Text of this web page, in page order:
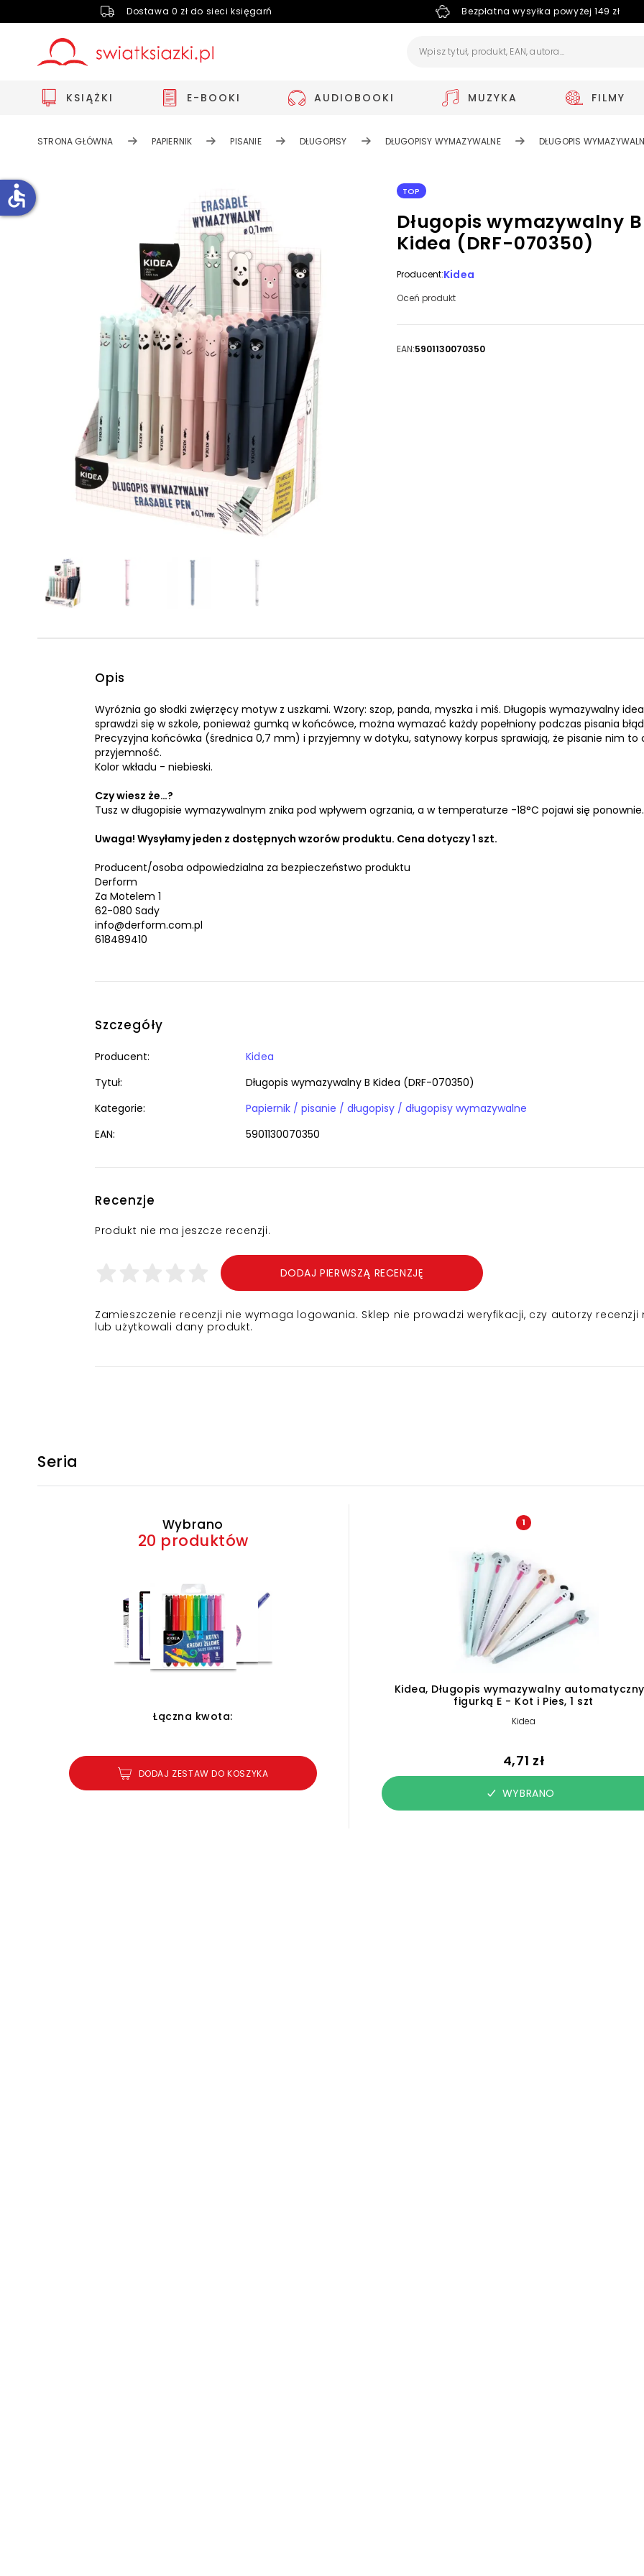
Dostawa 0 zł do sieci księgarń Bezpłatna wysyłka powyżej 149 zł
KSIĄŻKI E-BOOKI AUDIOBOOKI MUZYKA FILMY
STRONA GŁÓWNA PAPIERNIK PISANIE DŁUGOPISY DŁUGOPISY WYMAZYWALNE DŁUGOPIS
TOP
Długopis wymazywalny B
Kidea (DRF-070350)
Producent:Kidea
Oceń produkt
EAN:5901130070350
Opis
Wyróżnia go słodki zwięrzęcy motyw z uszkami. Wzory: szop, panda, myszka i miś. Długopis wymazywalny
sprawdzi się w szkole, ponieważ gumką w końcówce, można wymazać każdy popełniony podczas pisania
Precyzyjna końcówka (średnica 0,7 mm) i przyjemny w dotyku, satynowy korpus sprawiają, że pisanie nim to
przyjemność.
Kolor wkładu - niebieski.
Czy wiesz że…?
Tusz w długopisie wymazywalnym znika pod wpływem ogrzania, a w temperaturze -18°C pojawi się ponownie.
Uwaga! Wysyłamy jeden z dostępnych wzorów produktu. Cena dotyczy 1 szt.
Producent/osoba odpowiedzialna za bezpieczeństwo produktu
Derform
Za Motelem 1
62-080 Sady
info@derform.com.pl
618489410
Szczegóły
Producent:
Kidea
Tytuł:
Długopis wymazywalny B Kidea (DRF-070350)
Kategorie:
Papiernik / pisanie / długopisy / długopisy wymazywalne
EAN:
5901130070350
Recenzje
Produkt nie ma jeszcze recenzji.
DODAJ PIERWSZĄ RECENZJĘ
Zamieszczenie recenzji nie wymaga logowania. Sklep nie prowadzi weryfikacji, czy autorzy recenzji
lub użytkowali dany produkt.
Seria
Wybrano
20 produktów
Łączna kwota:
DODAJ ZESTAW DO KOSZYKA
1
Kidea, Długopis wymazywalny
figurką E - Kot i Pies, 1 szt
Kidea
4,71 zł
WYBRANO
accessible
Zmniejsz rozmiar czcionki
Powiększony kursor
Podkreślenie linków